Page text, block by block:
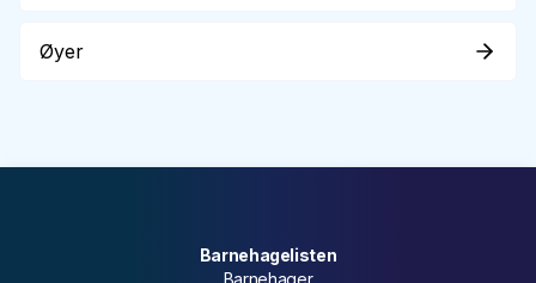
Øyer
Barnehagelisten
Barnehager